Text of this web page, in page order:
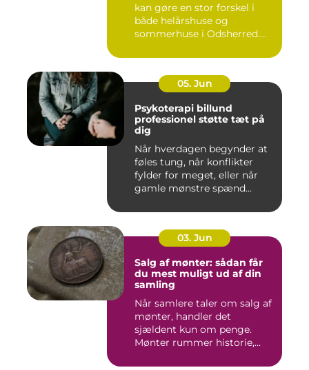
kan gøre en stor forskel i
både helårshuse og
sommerhuse i Odsherred.
05. Jun
Psykoterapi billund
professionel støtte tæt på
dig
Når hverdagen begynder at
føles tung, når konflikter
fylder for meget, eller når
gamle mønstre spænd...
03. Jun
Salg af mønter: sådan får
du mest muligt ud af din
samling
Når samlere taler om salg af
mønter, handler det
sjældent kun om penge.
Mønter rummer historie,